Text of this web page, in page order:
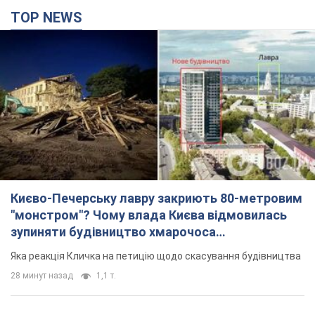
TOP NEWS
Києво-Печерську лавру закриють 80-метровим
"монстром"? Чому влада Києва відмовилась
зупиняти будівництво хмарочоса
"московського вірянина"
Яка реакція Кличка на петицію щодо скасування будівництва
28 минут назад 1,1 т.